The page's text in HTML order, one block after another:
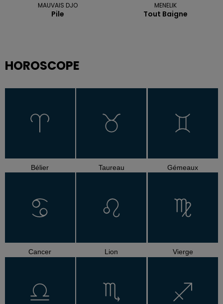
MAUVAIS DJO
Pile
MENELIK
Tout Baigne
HOROSCOPE
Bélier Taureau Gémeaux
Cancer Lion Vierge